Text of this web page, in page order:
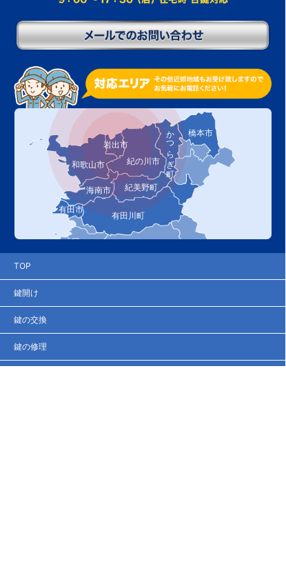
岩出市
和歌山市
紀の川市 かつらぎ町 橋本市
海南市 紀美野町
有田市
有田川町
TOP
鍵開け
鍵の交換
鍵の修理